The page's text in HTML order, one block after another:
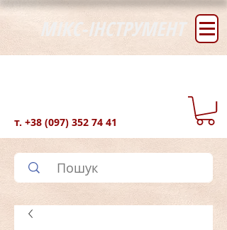
МІКС-ІНСТРУМЕНТ
т. +38 (097) 352 74 41